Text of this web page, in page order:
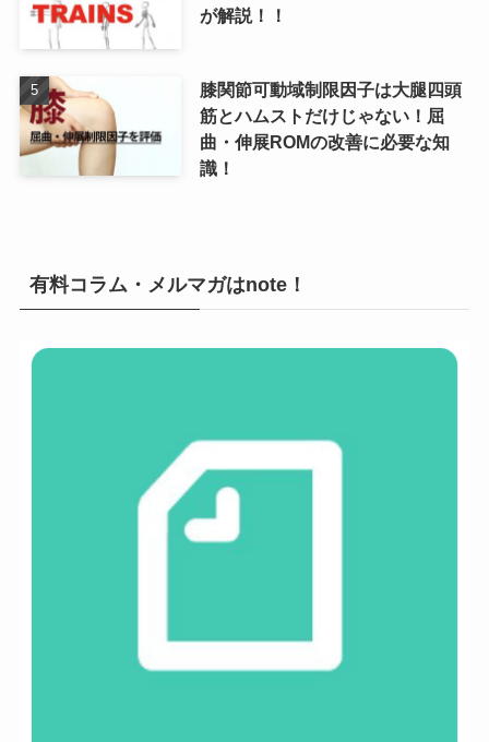
が解説！！
膝関節可動域制限因子は大腿四頭
筋とハムストだけじゃない！屈
曲・伸展ROMの改善に必要な知
識！
有料コラム・メルマガはnote！